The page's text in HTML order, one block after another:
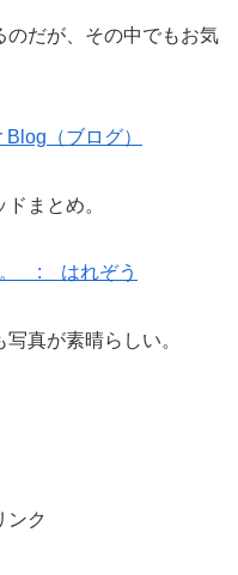
のだが、その中でもお気
（ブログ）
まとめ。
。 : はれぞう
真が素晴らしい。
ンク